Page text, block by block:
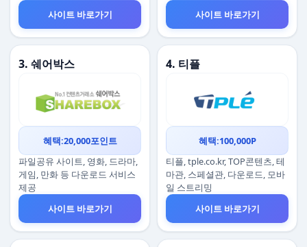
사이트 바로가기
사이트 바로가기
3. 쉐어박스
혜택:20,000포인트
파일공유 사이트, 영화, 드라마,
게임, 만화 등 다운로드 서비스
제공
사이트 바로가기
4. 티플
혜택:100,000P
티플, tple.co.kr, TOP콘텐츠, 테
마관, 스페셜관, 다운로드, 모바
일 스트리밍
사이트 바로가기